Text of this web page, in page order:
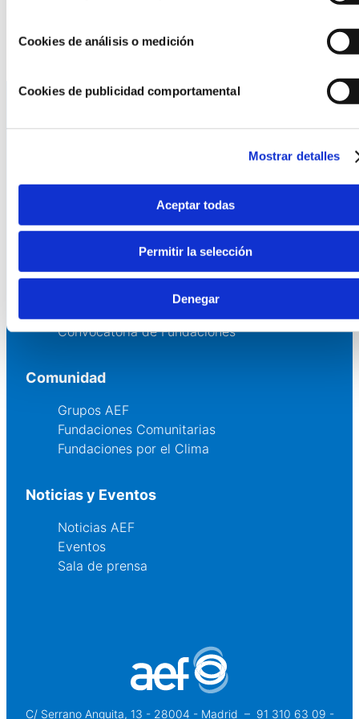
Cookies de análisis o medición
Cookies de publicidad comportamental
Mostrar detalles
Aceptar todas
Permitir la selección
Denegar
¡Os esperamos!
Convocatoria de Fundaciones
Comunidad
Grupos AEF
Fundaciones Comunitarias
Fundaciones por el Clima
Noticias y Eventos
Noticias AEF
Eventos
Sala de prensa
C/ Serrano Anguita, 13 - 28004 - Madrid – 91 310 63 09 -